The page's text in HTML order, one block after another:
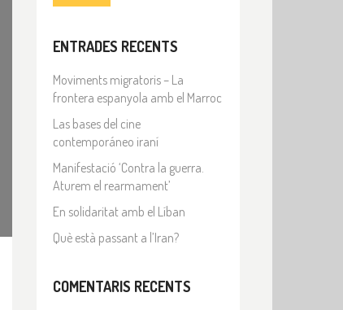
ENTRADES RECENTS
Moviments migratoris – La
frontera espanyola amb el Marroc
Las bases del cine
contemporáneo iraní
Manifestació ‘Contra la guerra.
Aturem el rearmament’
En solidaritat amb el Líban
Què està passant a l’Iran?
COMENTARIS RECENTS